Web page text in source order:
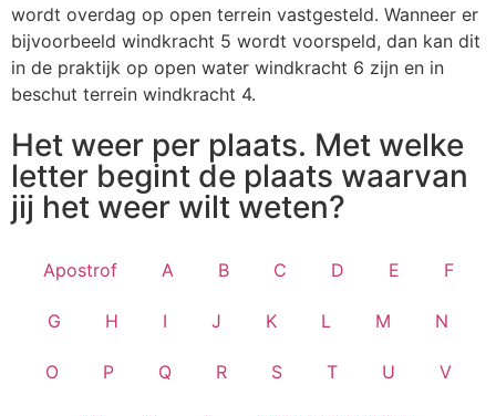
wordt overdag op open terrein vastgesteld. Wanneer er
bijvoorbeeld windkracht 5 wordt voorspeld, dan kan dit
in de praktijk op open water windkracht 6 zijn en in
beschut terrein windkracht 4.
Het weer per plaats. Met welke
letter begint de plaats waarvan
jij het weer wilt weten?
Apostrof A B C D E F
G H I J K L M N
O P Q R S T U V